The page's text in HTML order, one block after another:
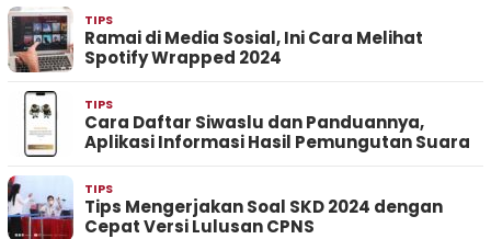
TIPS
Ramai di Media Sosial, Ini Cara Melihat
Spotify Wrapped 2024
TIPS
Cara Daftar Siwaslu dan Panduannya,
Aplikasi Informasi Hasil Pemungutan Suara
TIPS
Tips Mengerjakan Soal SKD 2024 dengan
Cepat Versi Lulusan CPNS